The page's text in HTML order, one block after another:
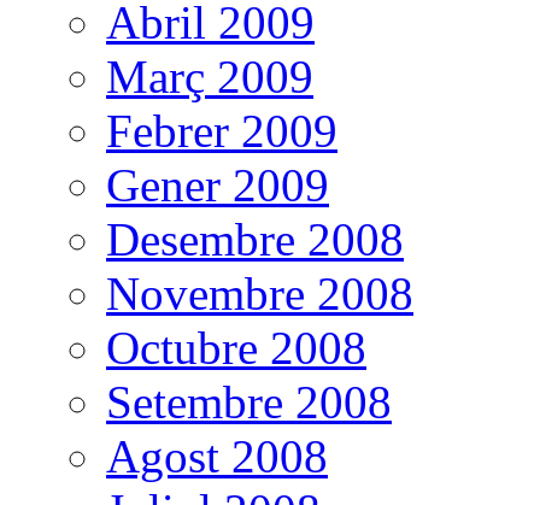
Abril 2009
Març 2009
Febrer 2009
Gener 2009
Desembre 2008
Novembre 2008
Octubre 2008
Setembre 2008
Agost 2008